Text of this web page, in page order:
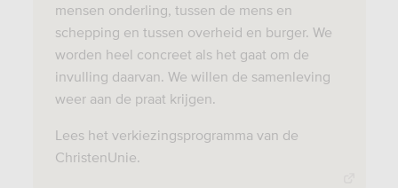
mensen onderling, tussen de mens en
schepping en tussen overheid en burger. We
worden heel concreet als het gaat om de
invulling daarvan. We willen de samenleving
weer aan de praat krijgen.
Lees het verkiezingsprogramma van de
ChristenUnie.